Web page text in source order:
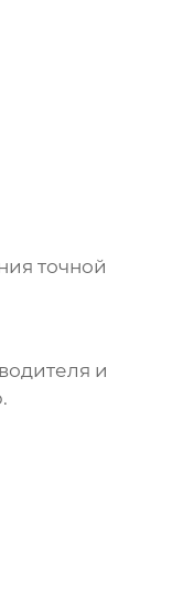
точной
и